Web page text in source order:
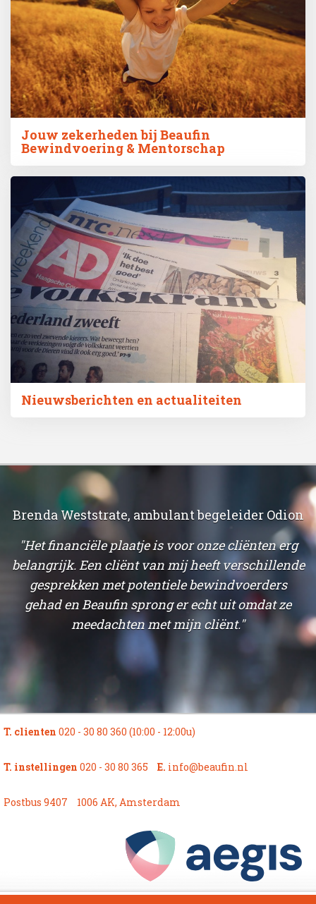
Jouw zekerheden bij Beaufin
Bewindvoering & Mentorschap
Nieuwsberichten en actualiteiten
Brenda Weststrate, ambulant begeleider Odion
"Het financiële plaatje is voor onze cliënten erg
belangrijk. Een cliënt van mij heeft verschillende
gesprekken met potentiele bewindvoerders
gehad en Beaufin sprong er echt uit omdat ze
meedachten met mijn cliënt."
T. clienten 020 - 30 80 360 (10:00 - 12:00u)
T. instellingen 020 - 30 80 365 E. info@beaufin.nl
Postbus 9407 1006 AK, Amsterdam